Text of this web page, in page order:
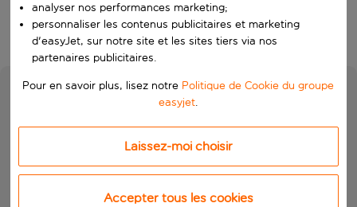
Rechercher
analyser nos performances marketing;
personnaliser les contenus publicitaires et marketing
d'easyJet, sur notre site et les sites tiers via nos
partenaires publicitaires.
Pour en savoir plus, lisez notre Politique de Cookie du groupe
easyjet.
Laissez-moi choisir
Accepter tous les cookies